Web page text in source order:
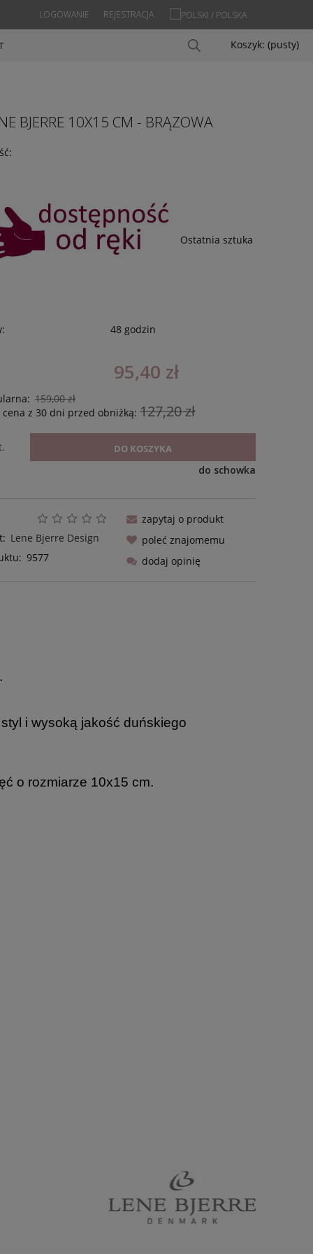
REJESTRACJA
LOGOWANIE
Koszyk: (pusty)
BJERRE 10X15 CM - BRĄZOWA
Ostatnia sztuka
48 godzin
95,40 zł
159,00 zł
cena z 30 dni przed obniżką:127,20 zł
DO KOSZYKA
do schowka
Lene Bjerre Design
9577
zapytaj o produkt
poleć znajomemu
dodaj opinię
i wysoką jakość duńskiego
o rozmiarze 10x15 cm.